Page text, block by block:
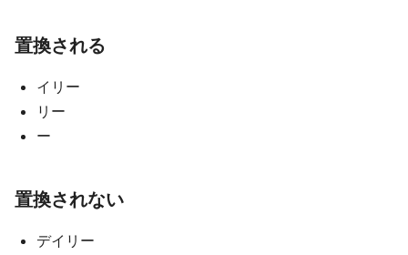
置換される
イリー
リー
ー
置換されない
デイリー